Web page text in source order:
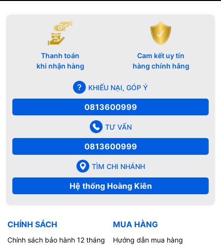
Thanh toán
khi nhận hàng
Cam kết uy tín
hàng chính hãng
KHIẾU NẠI, GÓP Ý
0813600999
TƯ VẤN
0813600999
TÌM CHI NHÁNH
Hệ thống Hoàng Kiên
CHÍNH SÁCH
Chính sách bảo hành 12 tháng
MUA HÀNG
Hướng dẫn mua hàng